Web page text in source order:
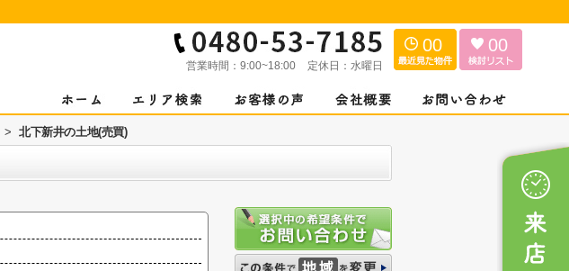
営業時間： 9:00~18:00 定休日： 水曜日
00 00
> 北下新井の土地(売買)